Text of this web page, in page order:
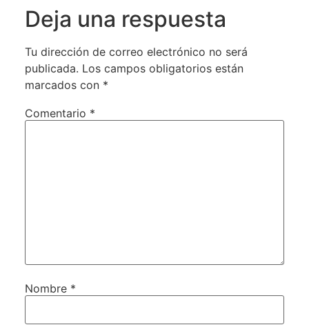
Deja una respuesta
Tu dirección de correo electrónico no será
publicada. Los campos obligatorios están
marcados con *
Comentario *
Nombre *